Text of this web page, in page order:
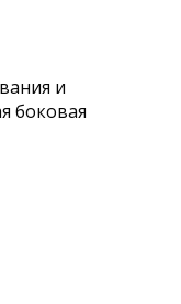
и
боковая